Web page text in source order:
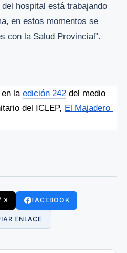
hospital está trabajando
en estos momentos se
con la Salud Provincial”.
la edición 242 del medio
del ICLEP, El Majadero
X FACEBOOK
ENLACE